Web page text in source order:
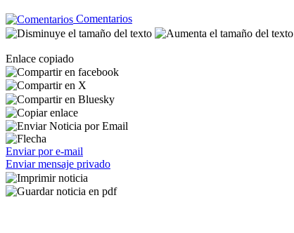
Comentarios
Enlace copiado
Enviar por e-mail
Enviar mensaje privado